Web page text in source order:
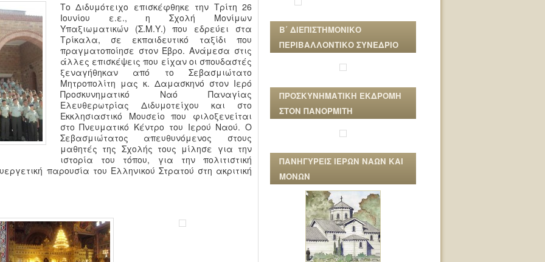
Το Διδυμότειχο επισκέφθηκε την Τρίτη 26
Ιουνίου ε.ε., η Σχολή Μονίμων
Υπαξιωματικών (Σ.Μ.Υ.) που εδρεύει στα
Τρίκαλα, σε εκπαιδευτικό ταξίδι που
πραγματοποίησε στον Έβρο. Ανάμεσα στις
άλλες επισκέψεις που είχαν οι σπουδαστές
ξεναγήθηκαν από το Σεβασμιώτατο
Μητροπολίτη μας κ. Δαμασκηνό στον Ιερό
Προσκυνηματικό Ναό Παναγίας
Ελευθερωτρίας Διδυμοτείχου και στο
Εκκλησιαστικό Μουσείο που φιλοξενείται
στο Πνευματικό Κέντρο του Ιερού Ναού. Ο
Σεβασμιώτατος απευθυνόμενος στους
μαθητές της Σχολής τους μίλησε για την
ιστορία του τόπου, για την πολιτιστική
παρουσία του Ελληνικού Στρατού στη ακριτική
Β΄ ΔΙΕΠΙΣΤΗΜΟΝΙΚΟ
ΠΕΡΙΒΑΛΛΟΝΤΙΚΟ ΣΥΝΕΔΡΙΟ
ΠΡΟΣΚΥΝΗΜΑΤΙΚΗ ΕΚΔΡΟΜΗ
ΣΤΟΝ ΠΑΝΟΡΜΙΤΗ
ΠΑΝΗΓΥΡΕΙΣ ΙΕΡΩΝ ΝΑΩΝ ΚΑΙ
ΜΟΝΩΝ